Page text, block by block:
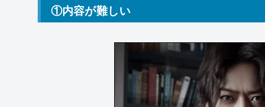
①内容が難しい